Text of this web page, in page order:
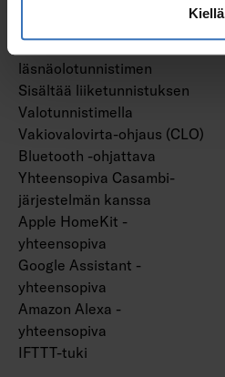
Kiellä
Ilman himmennystoimintoa
Sisältää
läsnäolotunnistimen
Sisältää liiketunnistuksen
Valotunnistimella
Vakiovalovirta-ohjaus (CLO)
Bluetooth -ohjattava
Yhteensopiva Casambi-
järjestelmän kanssa
Apple HomeKit -
yhteensopiva
Google Assistant -
yhteensopiva
Amazon Alexa -
yhteensopiva
IFTTT-tuki